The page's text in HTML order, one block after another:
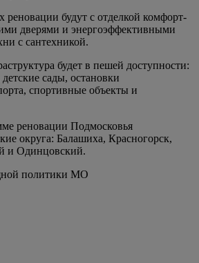
реновации будут с отделкой комфорт-
дверями и энергоэффективными
с сантехникой.
будет в пешей доступности:
сады, остановки
спортивные объекты и
реновации Подмосковья
округа: Балашиха, Красногорск,
и Одинцовский.
политики МО